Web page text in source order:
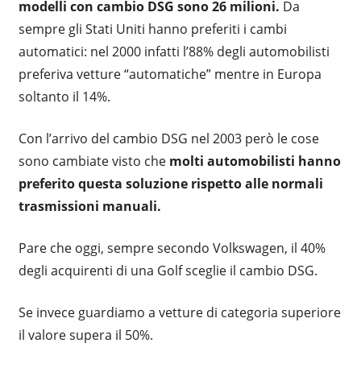
modelli con cambio DSG sono 26 milioni. Da
sempre gli Stati Uniti hanno preferiti i cambi
automatici: nel 2000 infatti l’88% degli automobilisti
preferiva vetture “automatiche” mentre in Europa
soltanto il 14%.
Con l’arrivo del cambio DSG nel 2003 però le cose
sono cambiate visto che molti automobilisti hanno
preferito questa soluzione rispetto alle normali
trasmissioni manuali.
Pare che oggi, sempre secondo Volkswagen, il 40%
degli acquirenti di una Golf sceglie il cambio DSG.
Se invece guardiamo a vetture di categoria superiore
il valore supera il 50%.